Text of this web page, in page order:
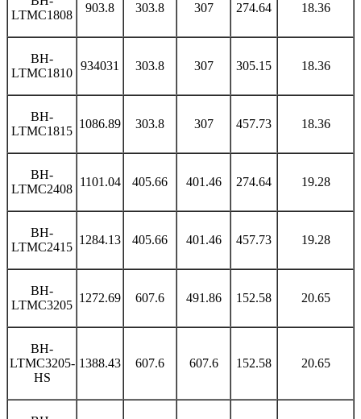
LTMC1808
903.8 303.8 307 274.64 18.36
BH-
LTMC1810
934031 303.8 307 305.15 18.36
BH-
LTMC1815
1086.89 303.8 307 457.73 18.36
BH-
LTMC2408
1101.04 405.66 401.46 274.64 19.28
BH-
LTMC2415
1284.13 405.66 401.46 457.73 19.28
BH-
LTMC3205
1272.69 607.6 491.86 152.58 20.65
BH-
LTMC3205-
HS
1388.43 607.6 607.6 152.58 20.65